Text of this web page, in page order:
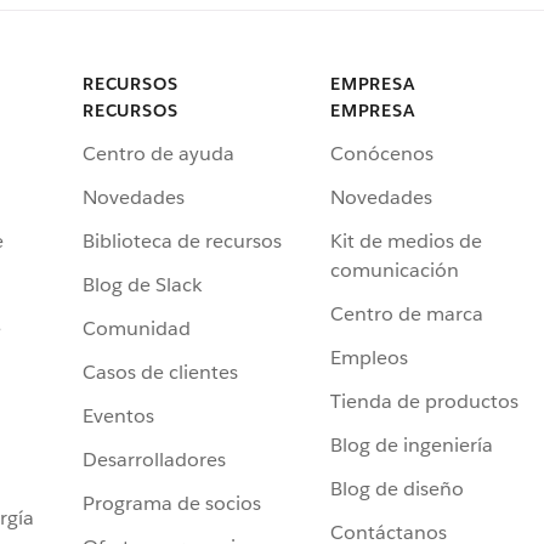
RECURSOS
RECURSOS
Centro de ayuda
Novedades
Biblioteca de recursos
Blog de Slack
Comunidad
Casos de clientes
Eventos
Desarrolladores
Programa de socios
EMPRESA
EMPRESA
Conócenos
Novedades
Kit de medios de
comunicación
Centro de marca
Empleos
Tienda de productos
Blog de ingeniería
Blog de diseño
Contáctanos